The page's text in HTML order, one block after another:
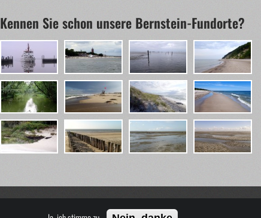
Kennen Sie schon unsere Bernstein-Fundorte?